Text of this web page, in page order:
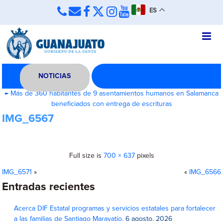
ES
NOTICIAS
← Más de 360 habitantes de 9 asentamientos humanos en Salamanca
beneficiados con entrega de escrituras
IMG_6567
Full size is 700 × 637pixels
IMG_6571 » « IMG_6566
Entradas recientes
Acerca DIF Estatal programas y servicios estatales para fortalecer
a las familias de Santiago Maravatío. 6 agosto, 2026